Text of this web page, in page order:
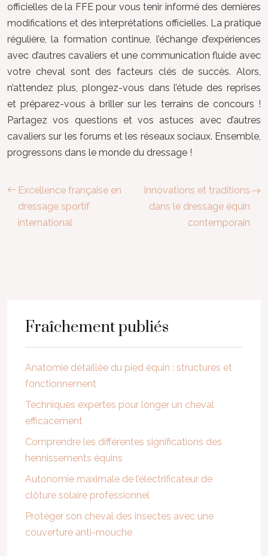
officielles de la FFE pour vous tenir informé des dernières
modifications et des interprétations officielles. La pratique
régulière, la formation continue, l’échange d’expériences
avec d’autres cavaliers et une communication fluide avec
votre cheval sont des facteurs clés de succès. Alors,
n’attendez plus, plongez-vous dans l’étude des reprises
et préparez-vous à briller sur les terrains de concours !
Partagez vos questions et vos astuces avec d’autres
cavaliers sur les forums et les réseaux sociaux. Ensemble,
progressons dans le monde du dressage !
Excellence française en
dressage sportif
international
Innovations et traditions
dans le dressage équin
contemporain
Fraîchement publiés
Anatomie détaillée du pied équin : structures et
fonctionnement
Techniques expertes pour longer un cheval
efficacement
Comprendre les différentes significations des
hennissements équins
Autonomie maximale de l’électrificateur de
clôture solaire professionnel
Protéger son cheval des insectes avec une
couverture anti-mouche